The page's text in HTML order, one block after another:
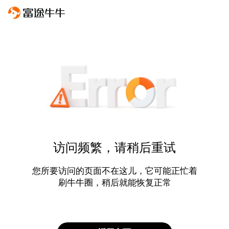
访问频繁，请稍后重试
您所要访问的页面不在这儿，它可能正忙着
刷牛牛圈，稍后就能恢复正常